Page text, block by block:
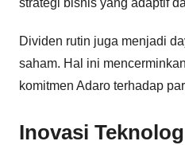
strategi bisnis yang adaptif
Dividen rutin juga menjadi
saham. Hal ini
komitmen Adaro terhadap
Inovasi